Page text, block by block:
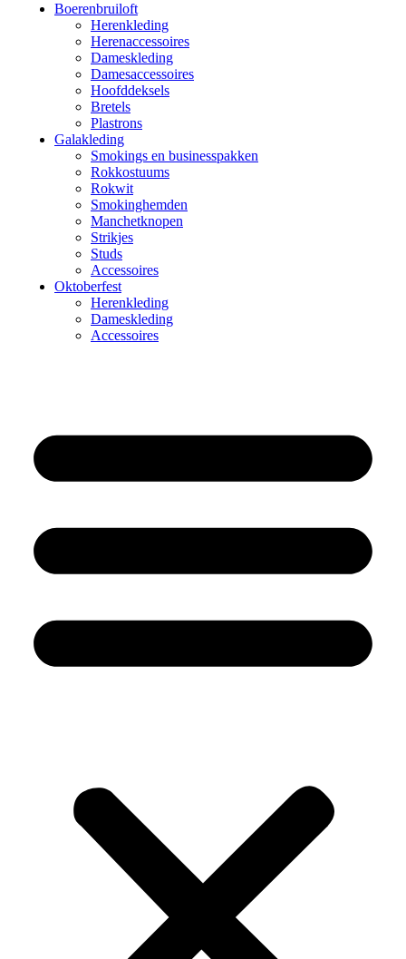
Boerenbruiloft
Herenkleding
Herenaccessoires
Dameskleding
Damesaccessoires
Hoofddeksels
Bretels
Plastrons
Galakleding
Smokings en businesspakken
Rokkostuums
Rokwit
Smokinghemden
Manchetknopen
Strikjes
Studs
Accessoires
Oktoberfest
Herenkleding
Dameskleding
Accessoires